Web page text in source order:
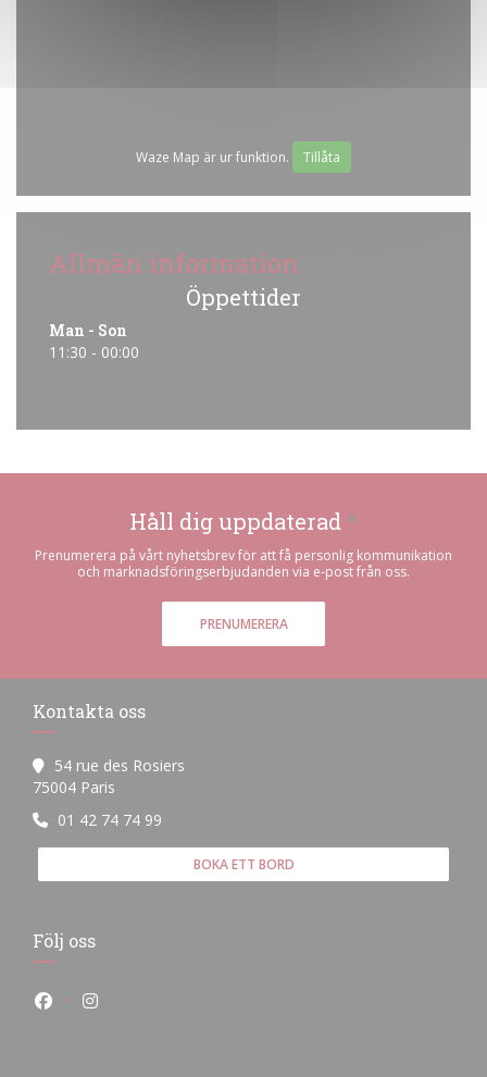
Waze Map är ur funktion. Tillåta
Allmän information
Öppettider
Man - Son
11:30 - 00:00
Håll dig uppdaterad *
Prenumerera på vårt nyhetsbrev för att få personlig kommunikation
och marknadsföringserbjudanden via e-post från oss.
PRENUMERERA
Kontakta oss
54 rue des Rosiers
75004 Paris
01 42 74 74 99
BOKA ETT BORD
Följ oss
Facebook ((öppnas i ett nytt fönster))
Instagram ((öppnas i ett nytt fönster))